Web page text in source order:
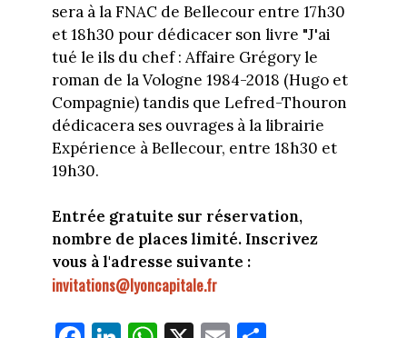
sera à la FNAC de Bellecour entre 17h30
et 18h30 pour dédicacer son livre "J'ai
tué le ils du chef : Affaire Grégory le
roman de la Vologne 1984-2018 (Hugo et
Compagnie) tandis que Lefred-Thouron
dédicacera ses ouvrages à la librairie
Expérience à Bellecour, entre 18h30 et
19h30.
Entrée gratuite sur réservation,
nombre de places limité. Inscrivez
vous à l'adresse suivante :
invitations@lyoncapitale.fr